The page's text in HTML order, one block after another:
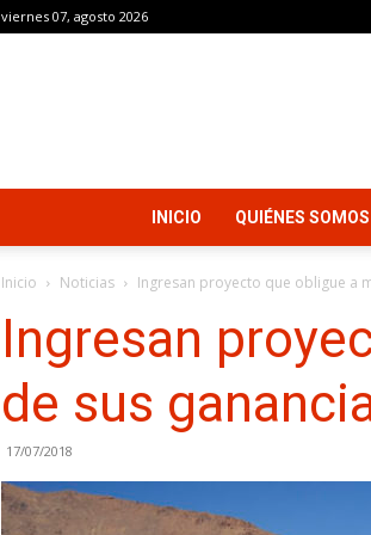
viernes 07, agosto 2026
INICIO QUIÉNES SOMOS
Inicio Noticias Ingresan proyecto que obligue a
Ingresan
de sus
17/07/2018